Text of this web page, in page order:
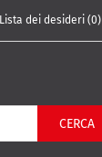
Lista dei desideri (0)
CERCA